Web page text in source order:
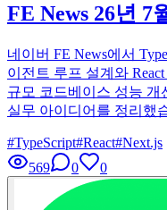
FE News 26년 7
네이버 FE News에서
이전트 루프 설계와
규모 코드베이스 성능 개
실무 아이디어를 정리했
#TypeScript#React#Next.js
569
0 0